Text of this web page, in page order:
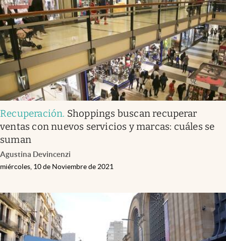
Clima
Mundial 2026
Eventos Corporativos
El Cronista Studio
Mediakit
abre en nueva pestaña
Argentina
Recuperación. Shoppings buscan recuperar
ventas con nuevos servicios y marcas: cuáles se
suman
Agustina Devincenzi
miércoles, 10 de Noviembre de 2021